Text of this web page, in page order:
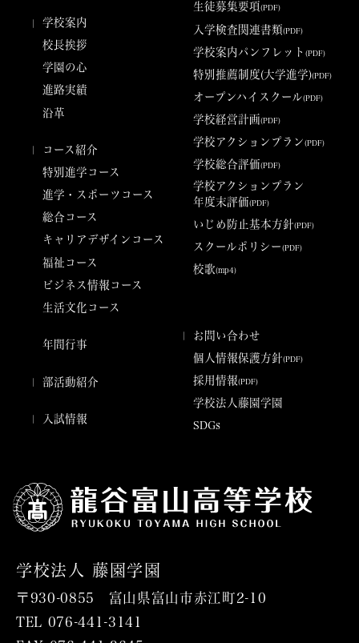
学校法人 藤園学園
〒930-0855 富山県富山市赤江町2-10
TEL 076-441-3141
学校案内
校長挨拶
学園の心
進路実績
沿革
コース紹介
特別進学コース
進学・スポーツコース
総合コース
キャリアデザインコース
福祉コース
ビジネス情報コース
生活文化コース
年間行事
部​活​動紹介
入試情報
生徒募集要項 (PDF)
入学検査関連書類(PDF)
学校案内パンフレット (PDF)
特別推薦制度(大学進学)(PDF)
オープンハイスクール(PDF)
学校経営計画(PDF)
学校アクションプラン (PDF)
学校総合評価(PDF)
学校アクションプラン
年度末評価(PDF)
いじめ防止基本方針(PDF)
スクールポリシー (PDF)
校歌(mp4)
お問い合わせ
個人情報保護方針(PDF)
採用情報(PDF)
学校法人藤園学園
SDGs